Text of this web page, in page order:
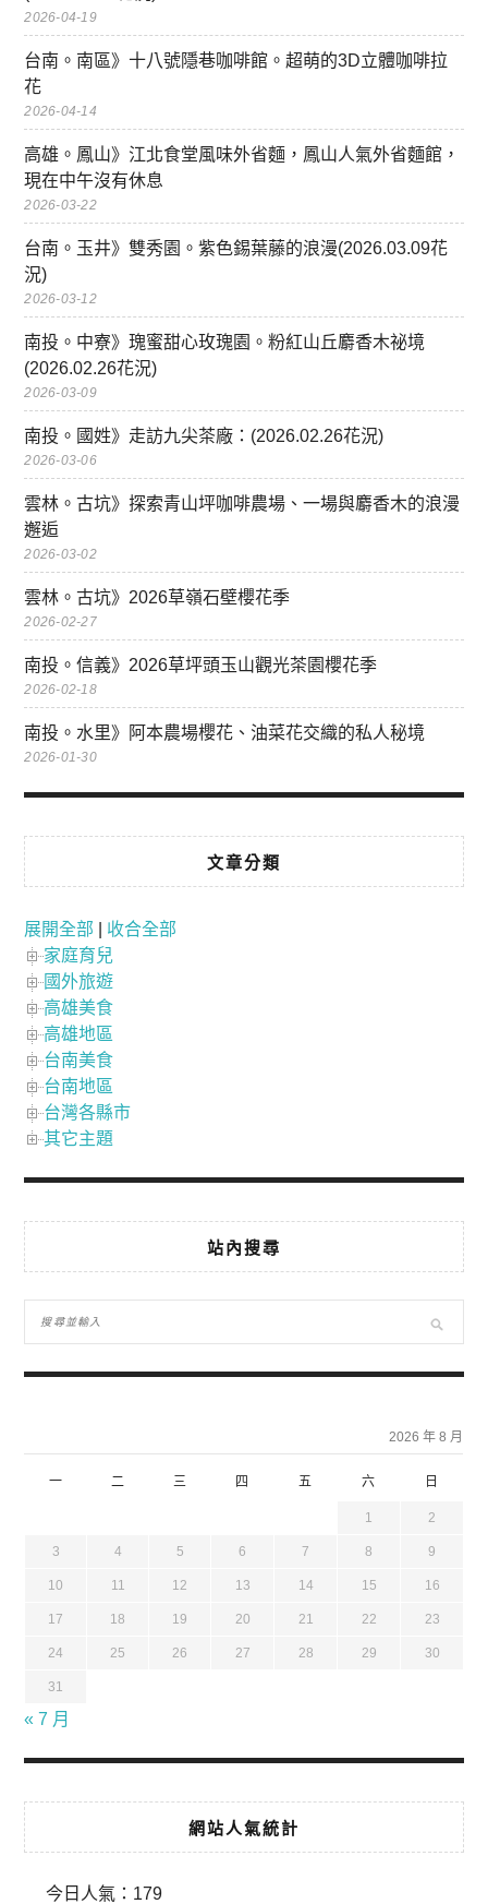
2026-04-19
台南。南區》十八號隱巷咖啡館。超萌的3D立體咖啡拉
花
2026-04-14
高雄。鳳山》江北食堂風味外省麵，鳳山人氣外省麵館，
現在中午沒有休息
2026-03-22
台南。玉井》雙秀園。紫色錫葉藤的浪漫(2026.03.09花
況)
2026-03-12
南投。中寮》瑰蜜甜心玫瑰園。粉紅山丘麝香木祕境
(2026.02.26花況)
2026-03-09
南投。國姓》走訪九尖茶廠：(2026.02.26花況)
2026-03-06
雲林。古坑》探索青山坪咖啡農場、一場與麝香木的浪漫
邂逅
2026-03-02
雲林。古坑》2026草嶺石壁櫻花季
2026-02-27
南投。信義》2026草坪頭玉山觀光茶園櫻花季
2026-02-18
南投。水里》阿本農場櫻花、油菜花交織的私人秘境
2026-01-30
文章分類
展開全部
收合全部
家庭育兒
國外旅遊
高雄美食
高雄地區
台南美食
台南地區
台灣各縣市
其它主題
站內搜尋
2026 年 8 月
一 二 三 四 五 六 日
1 2
3 4 5 6 7 8 9
10 11 12 13 14 15 16
17 18 19 20 21 22 23
24 25 26 27 28 29 30
31
« 7 月
網站人氣統計
今日人氣： 179